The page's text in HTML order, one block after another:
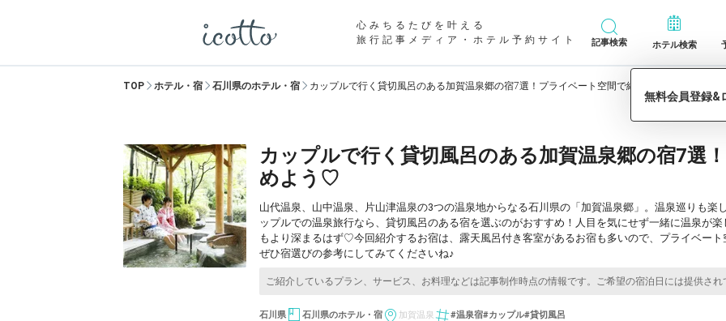
心みちるたびを叶える
旅行記事メディア・ホテル予約サイト
記事検索 ホテル検索
TOP ホテル・宿 石川県のホテル・宿 カップルで行く貸切風呂のある加賀温泉郷の宿7選！プライベート空間で絆を深めよう♡
カップルで行く貸切風呂のある加賀温泉郷の宿7選
めよう♡
山代温泉、山中温泉、片山津温泉の3つの温泉地からなる石川県の「加賀温泉郷」。温泉巡りも楽
ップルでの温泉旅行なら、貸切風呂のある宿を選ぶのがおすすめ！人目を気にせず一緒に温泉が
もより深まるはず♡今回紹介するお宿は、露天風呂付き客室があるお宿も多いので、プライベー
ぜひ宿選びの参考にしてみてくださいね♪
石川県 石川県のホテル・宿 加賀温泉 #温泉宿#カップル#貸切風呂